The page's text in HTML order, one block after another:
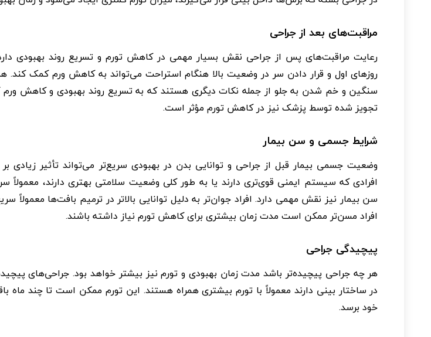
مراقبت‌های بعد از جراحی
رعایت مراقبت‌های پس از جراحی نقش بسیار مهمی در کاهش تورم و تسریع روند بهبودی
روزهای اول و قرار دادن سر در وضعیت بالا هنگام استراحت می‌تواند به کاهش ورم کمک کند.
سنگین و خم شدن به جلو از جمله نکات دیگری هستند که به تسریع روند بهبودی و کاهش
تجویز شده توسط پزشک نیز در کاهش تورم مؤثر است.
شرایط جسمی و سن بیمار
وضعیت جسمی بیمار قبل از جراحی و توانایی بدن در بهبودی سریع‌تر می‌تواند تأثیر زیادی
افرادی که سیستم ایمنی قوی‌تری دارند یا به طور کلی وضعیت سلامتی بهتری دارند، معمولاً
سن بیمار نیز نقش مهمی دارد. افراد جوان‌تر به دلیل توانایی بالاتر در ترمیم بافت‌ها معمولاً
افراد مسن‌تر ممکن است مدت زمان بیشتری برای کاهش تورم نیاز داشته باشند.
پیچیدگی جراحی
هر چه جراحی پیچیده‌تر باشد مدت زمان بهبودی و تورم نیز بیشتر خواهد بود. جراحی‌های
در ساختار بینی دارند معمولاً با تورم بیشتری همراه هستند. این تورم ممکن است تا چند ماه
خود برسد.